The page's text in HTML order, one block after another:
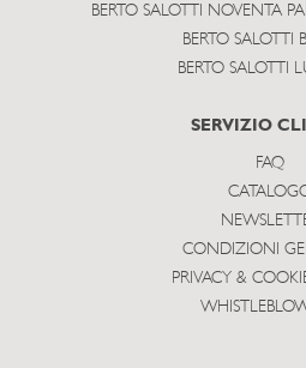
BERTO SALOTTI NOVENTA
BERTO SALOTTI
BERTO SALOTTI
SERVIZIO
FAQ
CONDIZIONI
PRIVACY &